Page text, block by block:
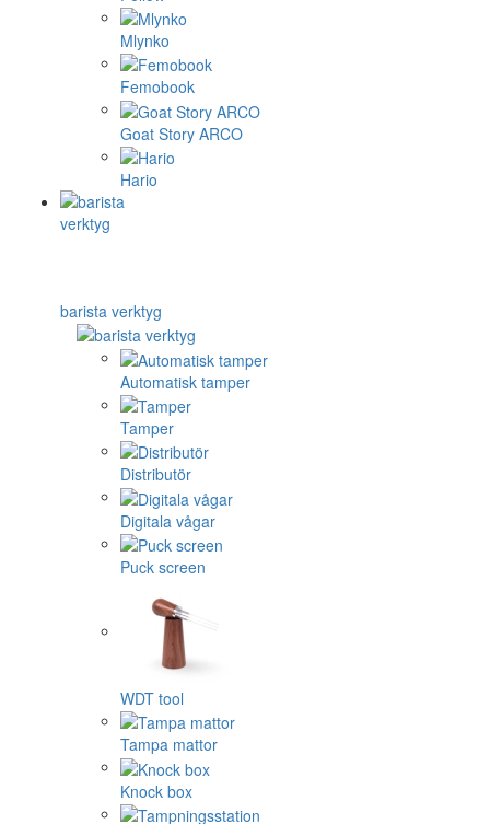
Mlynko
Femobook
Goat Story ARCO
Hario
barista verktyg
Automatisk tamper
Tamper
Distributör
Digitala vågar
Puck screen
WDT tool
Tampa mattor
Knock box